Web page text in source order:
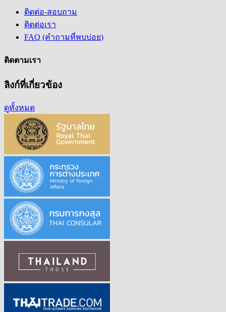
ติดต่อ-สอบถาม
ติดต่อเรา
FAQ (คำถามที่พบบ่อย)
ติดตามเรา
ลิงก์ที่เกี่ยวข้อง
ดูทั้งหมด